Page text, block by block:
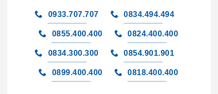
0933.707.707 0834.494.494
0855.400.400 0824.400.400
0834.300.300 0854.901.901
0899.400.400 0818.400.400